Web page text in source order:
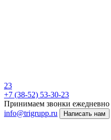
23
+7 (38-52) 53-30-23
Принимаем звонки ежедневно
info@trigrupp.ru
Написать нам